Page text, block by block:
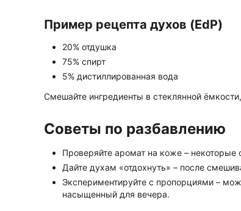
Пример рецепта духов (EdP)
20% отдушка
75% спирт
5% дистиллированная вода
Смешайте ингредиенты в стеклянной
Советы по разбавлению
Проверяйте аромат на коже – некоторые
Дайте духам «отдохнуть» – после
Экспериментируйте с пропорциями –
насыщенный для вечера.